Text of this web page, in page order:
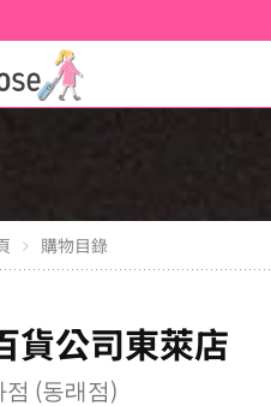
購物目錄
貨公司東萊店
(동래점)